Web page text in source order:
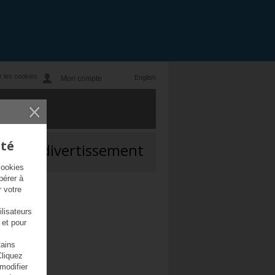
les cookies Mon compte
Infodivertissement
à
votre
pour